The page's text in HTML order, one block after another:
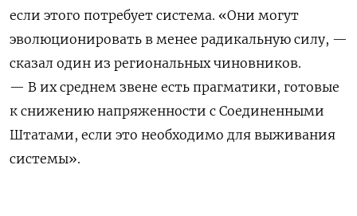
если этого потребует система. «Они могут
эволюционировать в менее радикальную силу, —
сказал один ​из региональных чиновников.
— В их среднем звене есть прагматики, готовые
к снижению напряженности с Соединенными
Штатами, если это необходимо для выживания
системы».